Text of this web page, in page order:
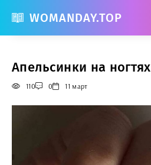
WOMANDAY.TOP
Апельсинки на ногтях
110 0 11 март